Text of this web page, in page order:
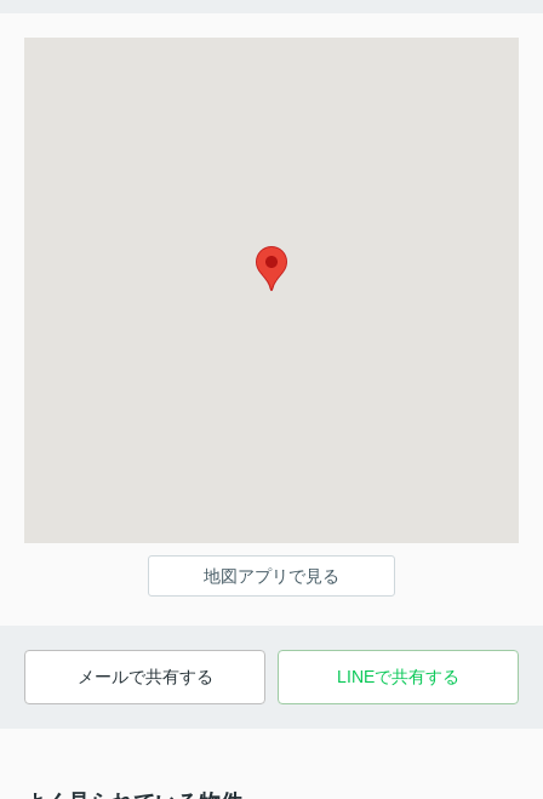
地図アプリで見る
メールで共有する LINEで共有する